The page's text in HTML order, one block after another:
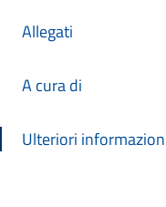
Allegati
A cura di
Ulteriori